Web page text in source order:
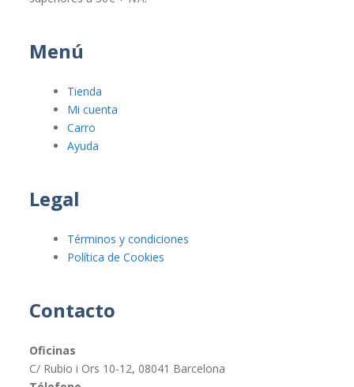
Menú
Tienda
Mi cuenta
Carro
Ayuda
Legal
Términos y condiciones
Política de Cookies
Contacto
Oficinas
C/ Rubio i Ors 10-12, 08041 Barcelona